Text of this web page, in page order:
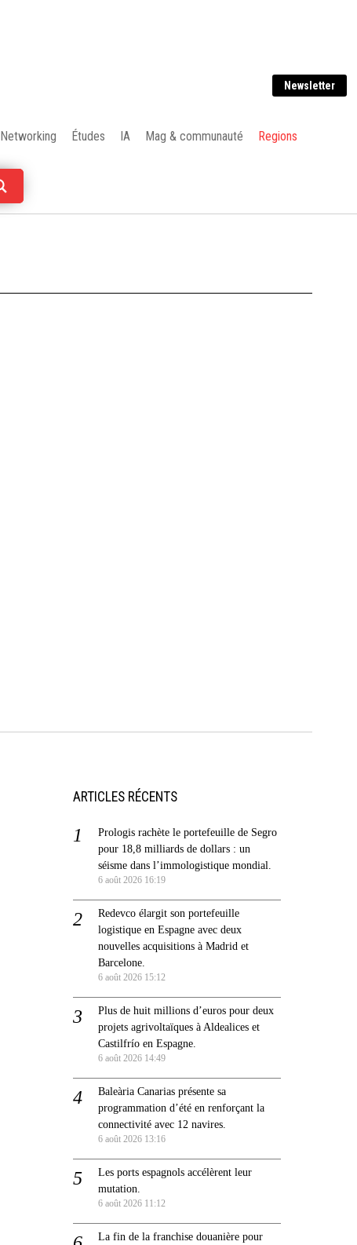
Newsletter
Networking Études IA Mag & communauté Regions
ARTICLES RÉCENTS
Prologis rachète le portefeuille de Segro
pour 18,8 milliards de dollars : un
séisme dans l’immologistique mondial.
6 août 2026 16:19
Redevco élargit son portefeuille
logistique en Espagne avec deux
nouvelles acquisitions à Madrid et
Barcelone.
6 août 2026 15:12
Plus de huit millions d’euros pour deux
projets agrivoltaïques à Aldealices et
Castilfrío en Espagne.
6 août 2026 14:49
Baleària Canarias présente sa
programmation d’été en renforçant la
connectivité avec 12 navires.
6 août 2026 13:16
Les ports espagnols accélèrent leur
mutation.
6 août 2026 11:12
La fin de la franchise douanière pour